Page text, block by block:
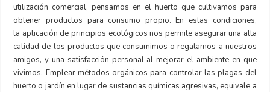
utilización comercial, pensamos en el huerto que cultivamos para
obtener productos para consumo propio. En estas condiciones,
la aplicación de principios ecológicos nos permite asegurar una alta
calidad de los productos que consumimos o regalamos a nuestros
amigos, y una satisfacción personal al mejorar el ambiente en que
vivimos. Emplear métodos orgánicos para controlar las plagas del
huerto o jardín en lugar de sustancias químicas agresivas, equivale a